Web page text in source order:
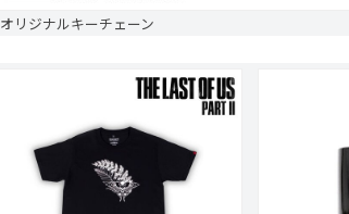
オリジナルキーチェーン